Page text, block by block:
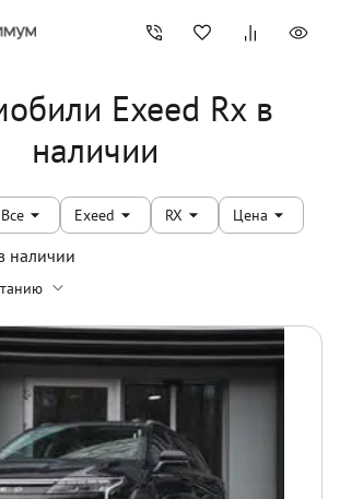
Exeed Rx в
наличии
Все Exeed RX Цена
наличии